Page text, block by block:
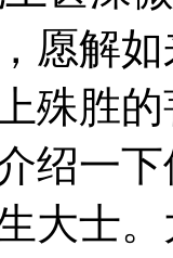
愿解
殊胜
绍一下
大士